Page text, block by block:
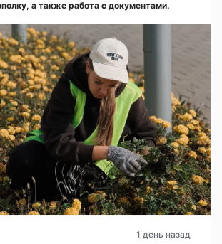
а также работа с документами.
1 день назад